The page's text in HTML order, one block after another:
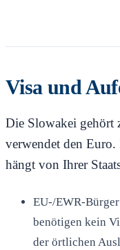
Visa und
Die Slowakei gehört
verwendet den
hängt von Ihrer
EU-/EWR-
benötigen kein
der örtlichen